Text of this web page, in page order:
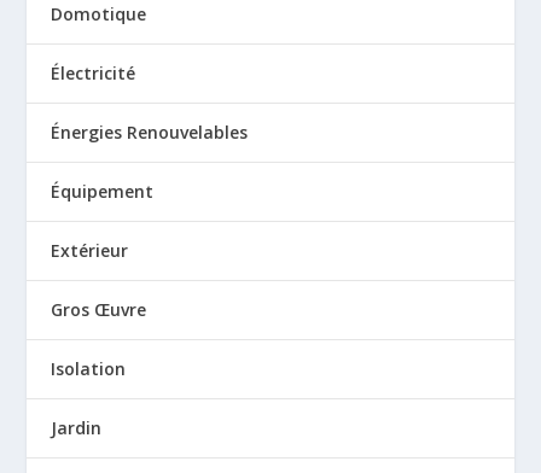
Domotique
Électricité
Énergies Renouvelables
Équipement
Extérieur
Gros Œuvre
Isolation
Jardin